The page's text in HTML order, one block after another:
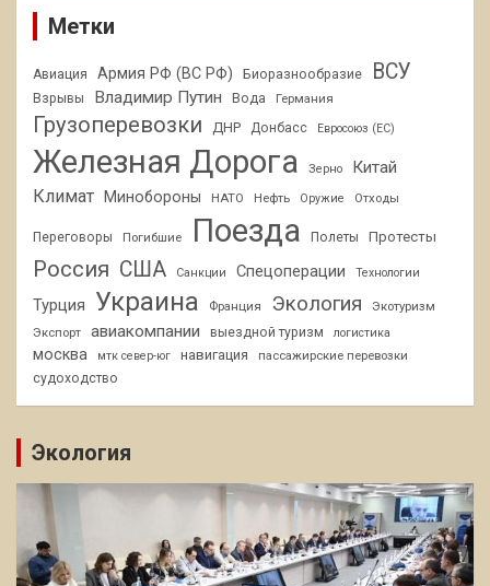
Метки
Авиация Армия РФ (ВС РФ) Биоразнообразие ВСУ
Взрывы Владимир Путин Вода Германия
Грузоперевозки ДНР Донбасс Евросоюз (ЕС)
Железная Дорога Зерно Китай
Климат Минобороны НАТО Нефть Оружие Отходы
Переговоры Погибшие Поезда Полеты Протесты
Россия США Санкции Спецоперации Технологии
Турция Украина Франция Экология
Экотуризм
Экспорт
авиакомпании выездной туризм логистика
москва мтк север-юг навигация
пассажирские перевозки
судоходство
Экология